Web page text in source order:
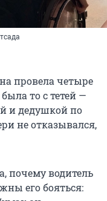
провела четыре
то с тетей —
и дедушкой по
не отказывался,
почему водитель
его бояться: